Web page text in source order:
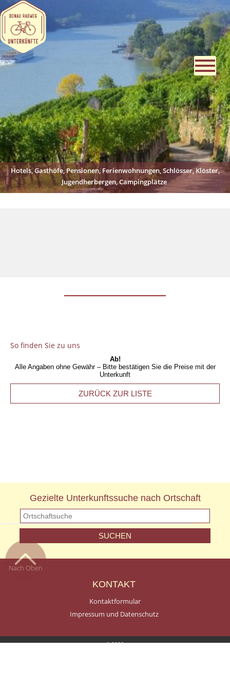
Hotels, Gasthöfe, Pensionen, Ferienwohnungen, Schlösser, Klöster,
Jugendherbergen, Campingplätze
So finden Sie zu uns
Ab!
Alle Angaben ohne Gewähr – Bitte bestätigen Sie die Preise mit der
Unterkunft
ZURÜCK ZUR LISTE
Gezielte Unterkunftssuche nach Ortschaft
KONTAKT
Kontaktformular
Impressum und Datenschutz
Nach Oben
© 2026